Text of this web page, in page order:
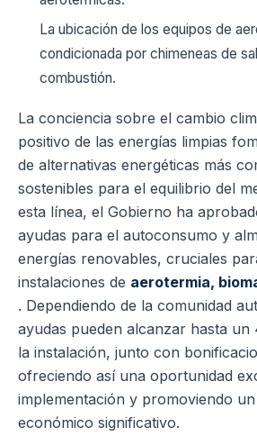
La ubicación de los equipos de
condicionada por chimeneas de
combustión.
La conciencia sobre el cambio
positivo de las energías limpias
de alternativas energéticas más
sostenibles para el equilibrio del
esta línea, el Gobierno ha
ayudas para el autoconsumo y
energías renovables, cruciales
instalaciones de aerotermia,
. Dependiendo de la comunidad
ayudas pueden alcanzar hasta un
la instalación, junto con
ofreciendo así una oportunidad
implementación y promoviendo
económico significativo.